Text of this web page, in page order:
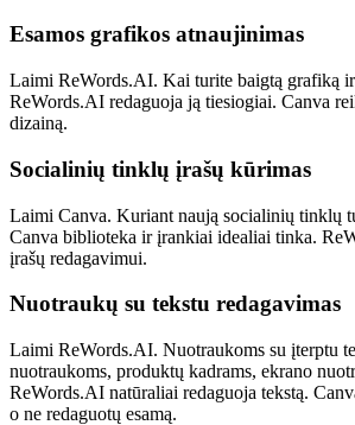
Esamos grafikos atnaujinimas
Laimi ReWords.AI. Kai turite baigtą grafiką
ReWords.AI redaguoja ją tiesiogiai. Canva
dizainą.
Socialinių tinklų įrašų kūrimas
Laimi Canva. Kuriant naują socialinių tinklų
Canva biblioteka ir įrankiai idealiai tinka.
įrašų redagavimui.
Nuotraukų su tekstu redagavimas
Laimi ReWords.AI. Nuotraukoms su įterptu
nuotraukoms, produktų kadrams, ekrano
ReWords.AI natūraliai redaguoja tekstą.
o ne redaguotų esamą.